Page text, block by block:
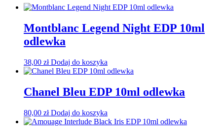
Montblanc Legend Night EDP 10ml
odlewka
38,00 zł Dodaj do koszyka
Chanel Bleu EDP 10ml odlewka
80,00 zł Dodaj do koszyka